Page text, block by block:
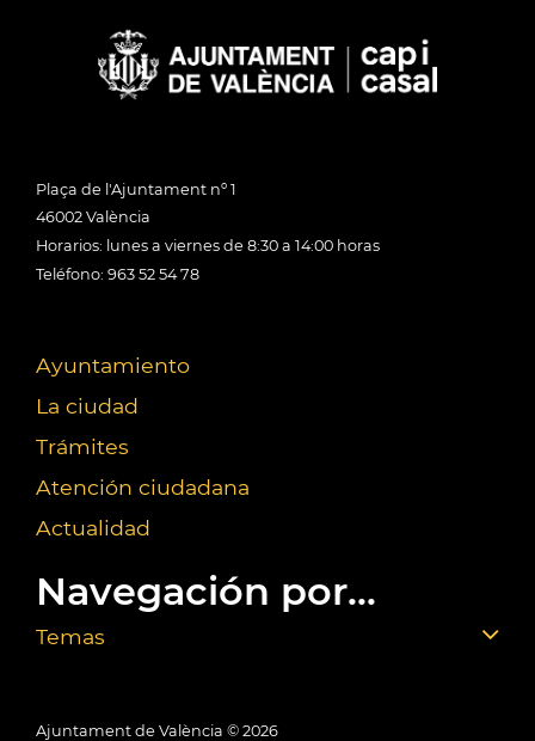
Plaça de l'Ajuntament nº 1
46002 València
Horarios: lunes a viernes de 8:30 a 14:00 horas
Teléfono: 963 52 54 78
Ayuntamiento
La ciudad
Trámites
Atención ciudadana
Actualidad
Navegación por...
Temas
Ajuntament de València © 2026